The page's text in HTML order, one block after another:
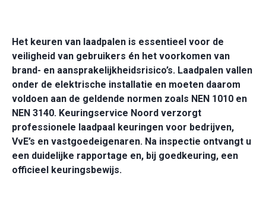
Het keuren van laadpalen is essentieel voor de
veiligheid van gebruikers én het voorkomen van
brand- en aansprakelijkheidsrisico’s. Laadpalen vallen
onder de elektrische installatie en moeten daarom
voldoen aan de geldende normen zoals NEN 1010 en
NEN 3140. Keuringservice Noord verzorgt
professionele laadpaal keuringen voor bedrijven,
VvE’s en vastgoedeigenaren. Na inspectie ontvangt u
een duidelijke rapportage en, bij goedkeuring, een
officieel keuringsbewijs.